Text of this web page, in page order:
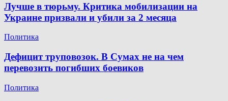
Лучше в тюрьму. Критика мобилизации на
Украине призвали и убили за 2 месяца
Политика
Дефицит труповозок. В Сумах не на чем
перевозить погибших боевиков
Политика